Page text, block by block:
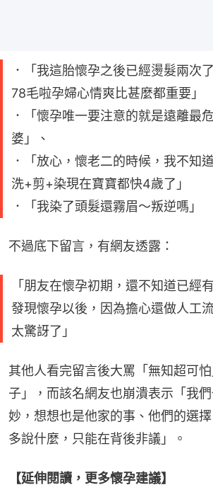
．「我這胎懷孕之後已經燙髮兩次
78毛啦孕婦心情爽比甚麼都重要」
．「懷孕唯一要注意的就是遠離最
婆」、
．「放心，懷老二的時候，我不知
洗+剪+染現在寶寶都快4歲了」
．「我染了頭髮還霧眉～叛逆嗎」
不過底下留言，有網友透露：
「朋友在懷孕初期，還不知道已經
發現懷孕以後，因為擔心還做人工
太驚訝了」
其他人看完留言後大罵「無知超可
子」，而該名網友也崩潰表示「我
妙，想想也是他家的事、他們的選
多說什麼，只能在背後非議」。
【延伸閱讀，更多懷孕建議】